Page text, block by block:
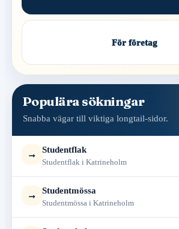
För företag
Populära sökningar
Snabba vägar till viktiga longtail-sidor.
→ Studentflak
Studentflak i Katrineholm
→ Studentmössa
Studentmössa i Katrineholm